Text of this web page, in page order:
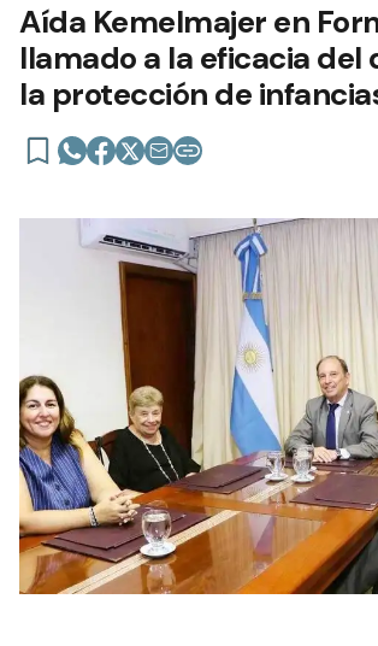
Aída Kemelmajer en
llamado a la eficacia del
la protección de